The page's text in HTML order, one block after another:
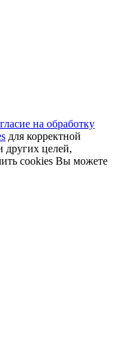
на обработку
для корректной
других целей,
cookies Вы можете